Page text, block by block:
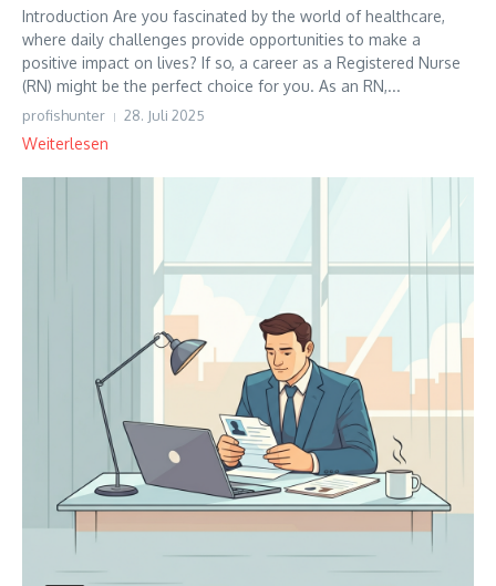
Introduction Are you fascinated by the world of healthcare,
where daily challenges provide opportunities to make a
positive impact on lives? If so, a career as a Registered Nurse
(RN) might be the perfect choice for you. As an RN,...
profishunter 28. Juli 2025
Weiterlesen